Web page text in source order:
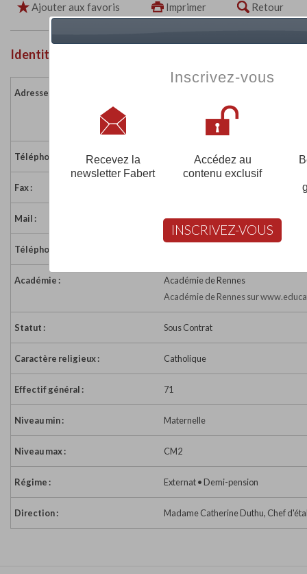
Ajouter aux favoris Imprimer Retour
Identité de l'établissement
Adresse :
Téléphone : 02 99 72 08 60
Fax :
Mail : eco35.st-joseph.st-
Téléphone :
Académie :
Académie de Rennes
Académie de Rennes sur
Statut : Sous Contrat
Caractère religieux : Catholique
Effectif général : 71
Niveau min : Maternelle
Niveau max : CM2
Régime : Externat • Demi-pension
Direction : Madame Catherine Duthu, Chef
Inscrivez-vous
Recevez la
newsletter Fabert
Accédez au
contenu exclusif
INSCRIVEZ-VOUS